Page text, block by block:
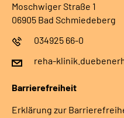
Moschwiger Straße 1
06905 Bad Schmiedeberg
034925 66-0
reha-
Barrierefreiheit
Erklärung zur